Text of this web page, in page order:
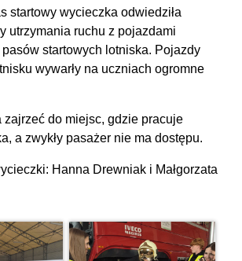
startowy wycieczka odwiedziła
utrzymania ruchu z pojazdami
startowych lotniska. Pojazdy
wywarły na uczniach ogromne
zajrzeć do miejsc, gdzie pracuje
a zwykły pasażer nie ma dostępu.
Hanna Drewniak i Małgorzata